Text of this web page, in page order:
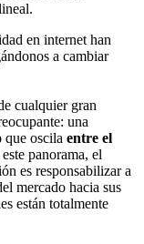
en internet han
a cambiar
cualquier gran
una
que oscila entre el
panorama, el
es responsabilizar a
mercado hacia sus
están totalmente